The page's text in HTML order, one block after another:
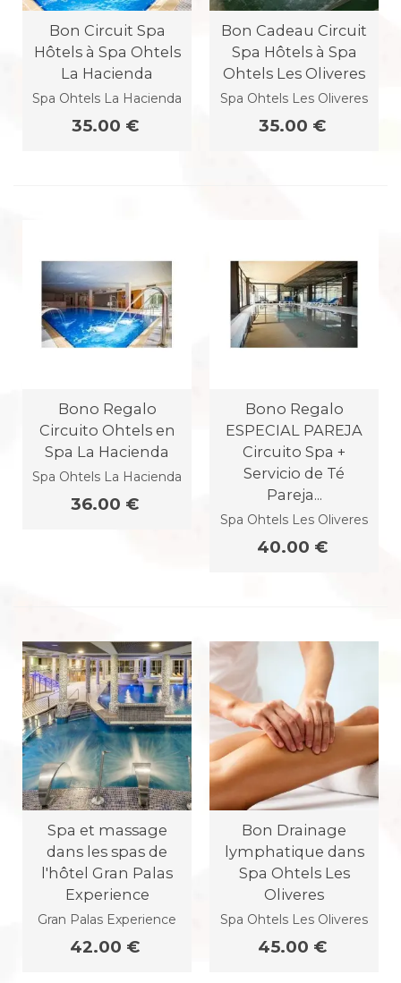
Bon Circuit Spa
Hôtels à Spa Ohtels
La Hacienda
Spa Ohtels La Hacienda
35.00 €
Bon Cadeau Circuit
Spa Hôtels à Spa
Ohtels Les Oliveres
Spa Ohtels Les Oliveres
35.00 €
Bono Regalo
Circuito Ohtels en
Spa La Hacienda
Spa Ohtels La Hacienda
36.00 €
Bono Regalo
ESPECIAL PAREJA
Circuito Spa +
Servicio de Té
Pareja...
Spa Ohtels Les Oliveres
40.00 €
Spa et massage
dans les spas de
l'hôtel Gran Palas
Experience
Gran Palas Experience
42.00 €
Bon Drainage
lymphatique dans
Spa Ohtels Les
Oliveres
Spa Ohtels Les Oliveres
45.00 €